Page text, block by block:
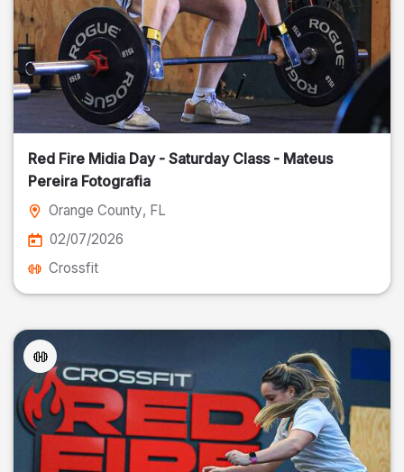
Red Fire Midia Day - Saturday Class - Mateus
Pereira Fotografia
Orange County, FL
02/07/2026
Crossfit